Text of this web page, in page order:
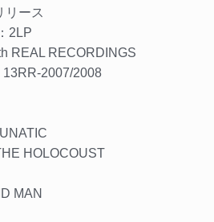
リース
2LP
REAL RECORDINGS
13RR-2007/2008
HOLOCOUST
MAN